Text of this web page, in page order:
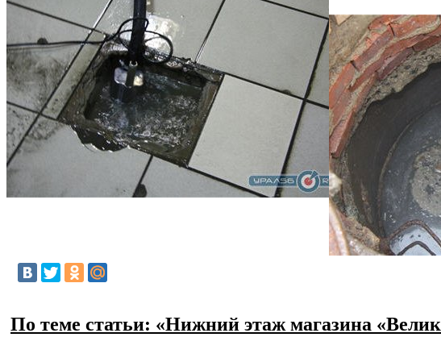
По теме статьи: «Нижний этаж магазина